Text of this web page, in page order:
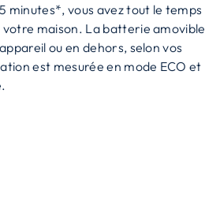
minutes*, vous avez tout le temps
maison. La batterie amovible
ou en dehors, selon vos
est mesurée en mode ECO et